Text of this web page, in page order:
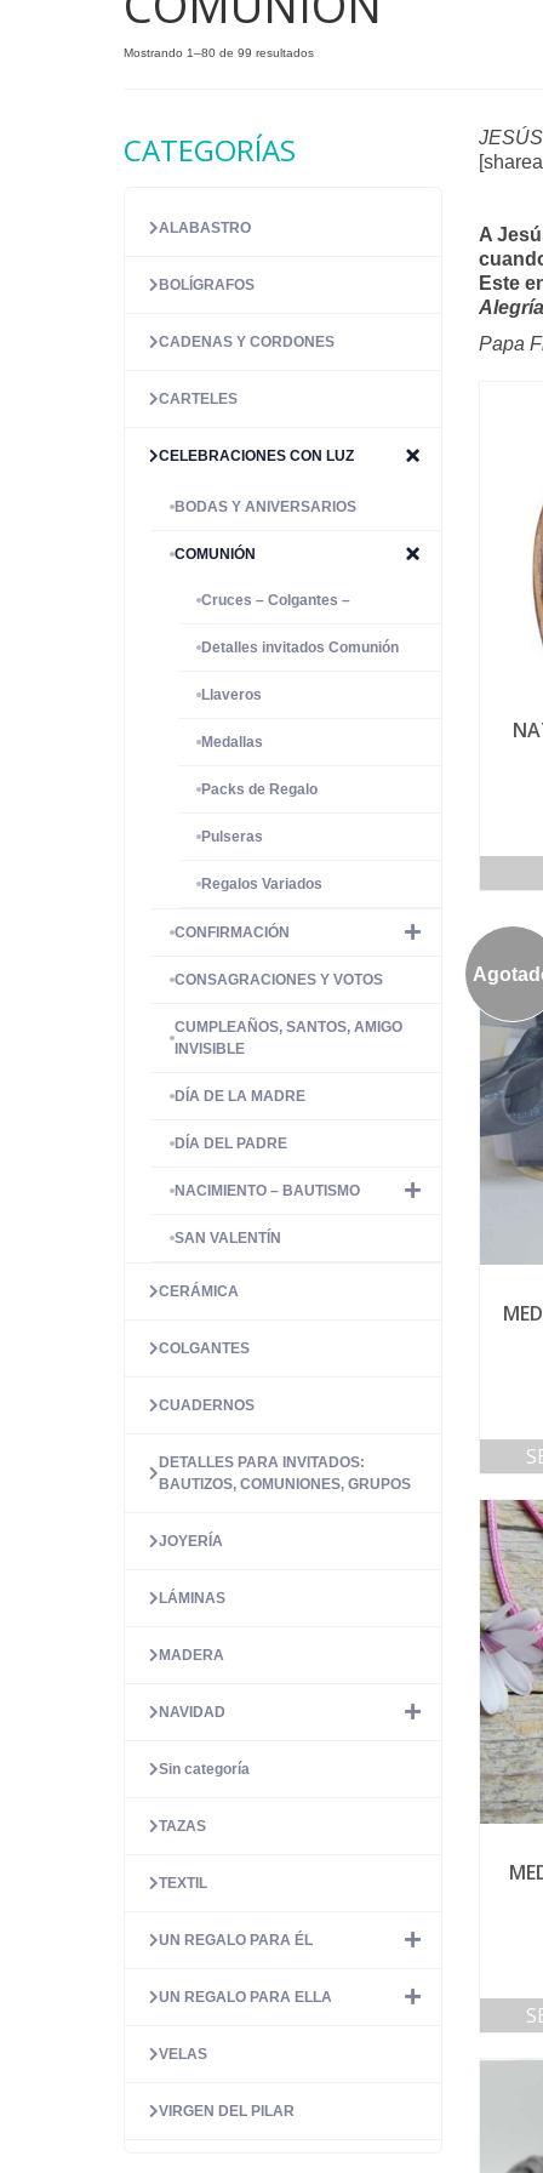
Mostrando 1–80 de 99 resultadosOrdenado
A
Este
Papa
CATEGORÍAS
ALABASTRO
BOLÍGRAFOS
CADENAS Y CORDONES
CARTELES
CELEBRACIONES CON LUZ
BODAS Y ANIVERSARIOS
COMUNIÓN
Cruces – Colgantes –
Detalles invitados Comunión
Llaveros
Medallas
Packs de Regalo
Pulseras
Regalos Variados
CONFIRMACIÓN
CONSAGRACIONES Y VOTOS
CUMPLEAÑOS, SANTOS, AMIGO
INVISIBLE
DÍA DE LA MADRE
DÍA DEL PADRE
NACIMIENTO – BAUTISMO
SAN VALENTÍN
CERÁMICA
COLGANTES
CUADERNOS
DETALLES PARA INVITADOS:
BAUTIZOS, COMUNIONES, GRUPOS
JOYERÍA
LÁMINAS
MADERA
NAVIDAD
Sin categoría
TAZAS
TEXTIL
UN REGALO PARA ÉL
UN REGALO PARA ELLA
VELAS
VIRGEN DEL PILAR